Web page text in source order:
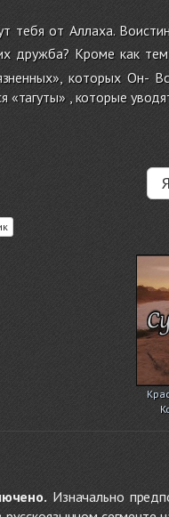
тебя от Аллаха.
дружба? Кроме как
которых Он-
«тагуты» , которые
Изначально